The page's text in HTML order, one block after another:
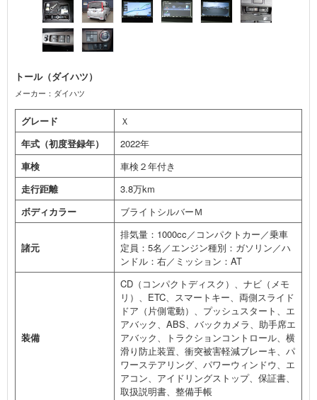
トール（ダイハツ）
メーカー：ダイハツ
グレード
Ｘ
年式（初度登録年）
2022年
車検
車検２年付き
走行距離
3.8万km
ボディカラー
ブライトシルバーＭ
諸元
排気量：1000cc／コンパクトカー／乗車
定員：5名／エンジン種別：ガソリン／ハ
ンドル：右／ミッション：AT
装備
CD（コンパクトディスク）、ナビ（メモ
リ）、ETC、スマートキー、両側スライド
ドア（片側電動）、プッシュスタート、エ
アバック、ABS、バックカメラ、助手席エ
アバック、トラクションコントロール、横
滑り防止装置、衝突被害軽減ブレーキ、パ
ワーステアリング、パワーウィンドウ、エ
アコン、アイドリングストップ、保証書、
取扱説明書、整備手帳